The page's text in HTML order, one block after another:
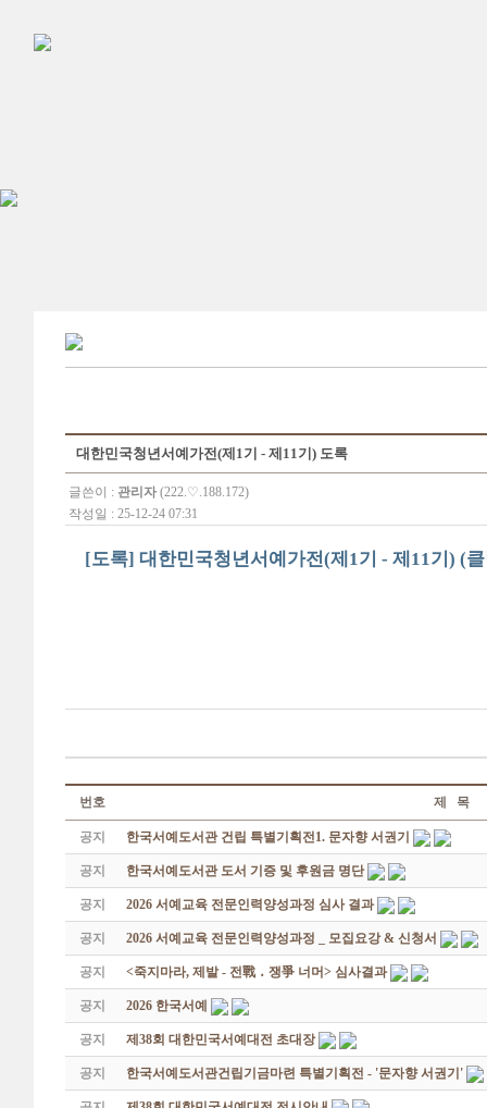
대한민국청년서예가전(제1기 - 제11기) 도록
글쓴이 : 관리자 (222.♡.188.172)
작성일 : 25-12-24 07:31
[도록] 대한민국청년서예가전(제1기 - 제11기) (
번호 제 목
공지 한국서예도서관 건립 특별기획전1. 문자향 서권기
공지 한국서예도서관 도서 기증 및 후원금 명단
공지 2026 서예교육 전문인력양성과정 심사 결과
공지 2026 서예교육 전문인력양성과정 _ 모집요강 & 신청서
공지 <죽지마라, 제발 - 전戰 ․ 쟁爭 너머> 심사결과
공지 2026 한국서예
공지 제38회 대한민국서예대전 초대장
공지 한국서예도서관건립기금마련 특별기획전 - '문자향 서권기'